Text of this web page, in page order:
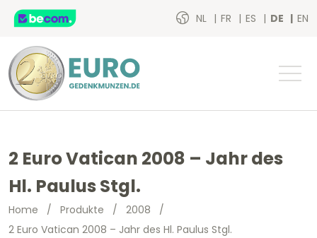
NL FR ES DE EN
2 Euro Vatican 2008 – Jahr des
Hl. Paulus Stgl.
Home / Produkte / 2008 /
2 Euro Vatican 2008 – Jahr des Hl. Paulus Stgl.